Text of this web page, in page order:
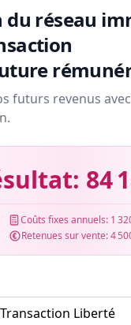
du réseau
futurs revenus
84
Coûts fixes annuels: 1
Retenues sur vente:4